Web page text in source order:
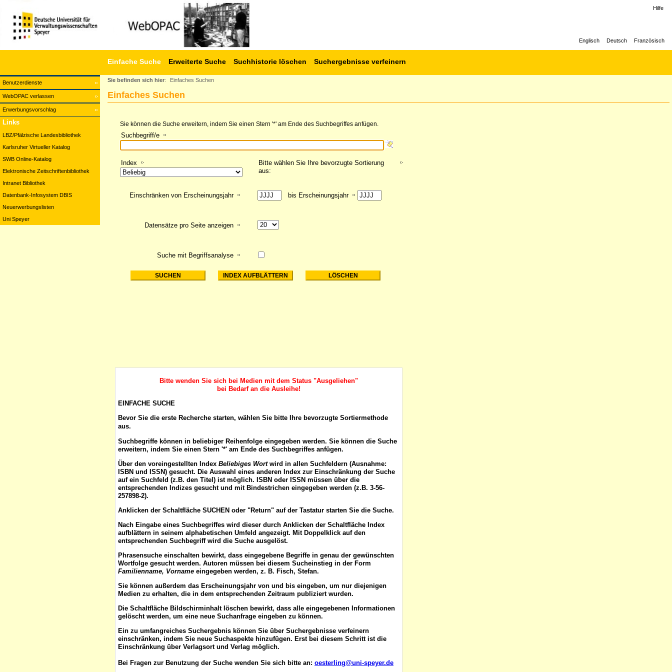
Benutzerdienste
WebOPAC verlassen
Erwerbungsvorschlag
Einfache Suche Erweiterte Suche Suchhistorie löschen Suchergebnisse verfeinern
Hilfe
Englisch Deutsch Französisch
Links
LBZ/Pfälzische Landesbibliothek
Karlsruher Virtueller Katalog
SWB Online-Katalog
Elektronische Zeitschriftenbibliothek
Intranet Bibliothek
Datenbank-Infosystem DBIS
Neuerwerbungslisten
Uni Speyer
Sie befinden sich hier: Einfaches Suchen
Einfaches Suchen
Sie können die Suche erweitern, indem Sie einen Stern '*' am Ende des Suchbegriffes anfügen.
Suchbegriff/e
Index
Bitte wählen Sie Ihre bevorzugte Sortierung
aus:
Suche mit Begriffsanalyse
Einschränken von Erscheinungsjahr bis Erscheinungsjahr
Datensätze pro Seite anzeigen
Bitte wenden Sie sich bei Medien mit dem Status "Ausgeliehen"
bei Bedarf an die Ausleihe!
EINFACHE SUCHE
Bevor Sie die erste Recherche starten, wählen Sie bitte Ihre bevorzugte Sortiermethode
aus.
Suchbegriffe können in beliebiger Reihenfolge eingegeben werden. Sie können die Suche
erweitern, indem Sie einen Stern '*' am Ende des Suchbegriffes anfügen.
Über den voreingestellten Index Beliebiges Wort wird in allen Suchfeldern (Ausnahme:
ISBN und ISSN) gesucht. Die Auswahl eines anderen Index zur Einschränkung der Suche
auf ein Suchfeld (z.B. den Titel) ist möglich. ISBN oder ISSN müssen über die
entsprechenden Indizes gesucht und mit Bindestrichen eingegeben werden (z.B. 3-56-
257898-2).
Anklicken der Schaltfläche SUCHEN oder "Return" auf der Tastatur starten Sie die Suche.
Nach Eingabe eines Suchbegriffes wird dieser durch Anklicken der Schaltfläche Index
aufblättern in seinem alphabetischen Umfeld angezeigt. Mit Doppelklick auf den
entsprechenden Suchbegriff wird die Suche ausgelöst.
Phrasensuche einschalten bewirkt, dass eingegebene Begriffe in genau der gewünschten
Wortfolge gesucht werden. Autoren müssen bei diesem Sucheinstieg in der Form
Familienname, Vorname eingegeben werden, z. B. Fisch, Stefan.
Sie können außerdem das Erscheinungsjahr von und bis eingeben, um nur diejenigen
Medien zu erhalten, die in dem entsprechenden Zeitraum publiziert wurden.
Die Schaltfläche Bildschirminhalt löschen bewirkt, dass alle eingegebenen Informationen
gelöscht werden, um eine neue Suchanfrage eingeben zu können.
Ein zu umfangreiches Suchergebnis können Sie über Suchergebnisse verfeinern
einschränken, indem Sie neue Suchaspekte hinzufügen. Erst bei diesem Schritt ist die
Einschränkung über Verlagsort und Verlag möglich.
Bei Fragen zur Benutzung der Suche wenden Sie sich bitte an: oesterling@uni-speyer.de